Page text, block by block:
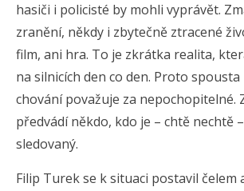
hasiči i policisté by mohli vyprávět.
zranění, někdy i zbytečně ztracené
film, ani hra. To je zkrátka realita,
na silnicích den co den. Proto
chování považuje za nepochopitelné.
předvádí někdo, kdo je – chtě nechtě
sledovaný.
Filip Turek se k situaci postavil čelem